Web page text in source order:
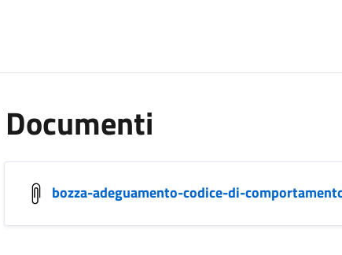
Documenti
bozza-adeguamento-codice-di-